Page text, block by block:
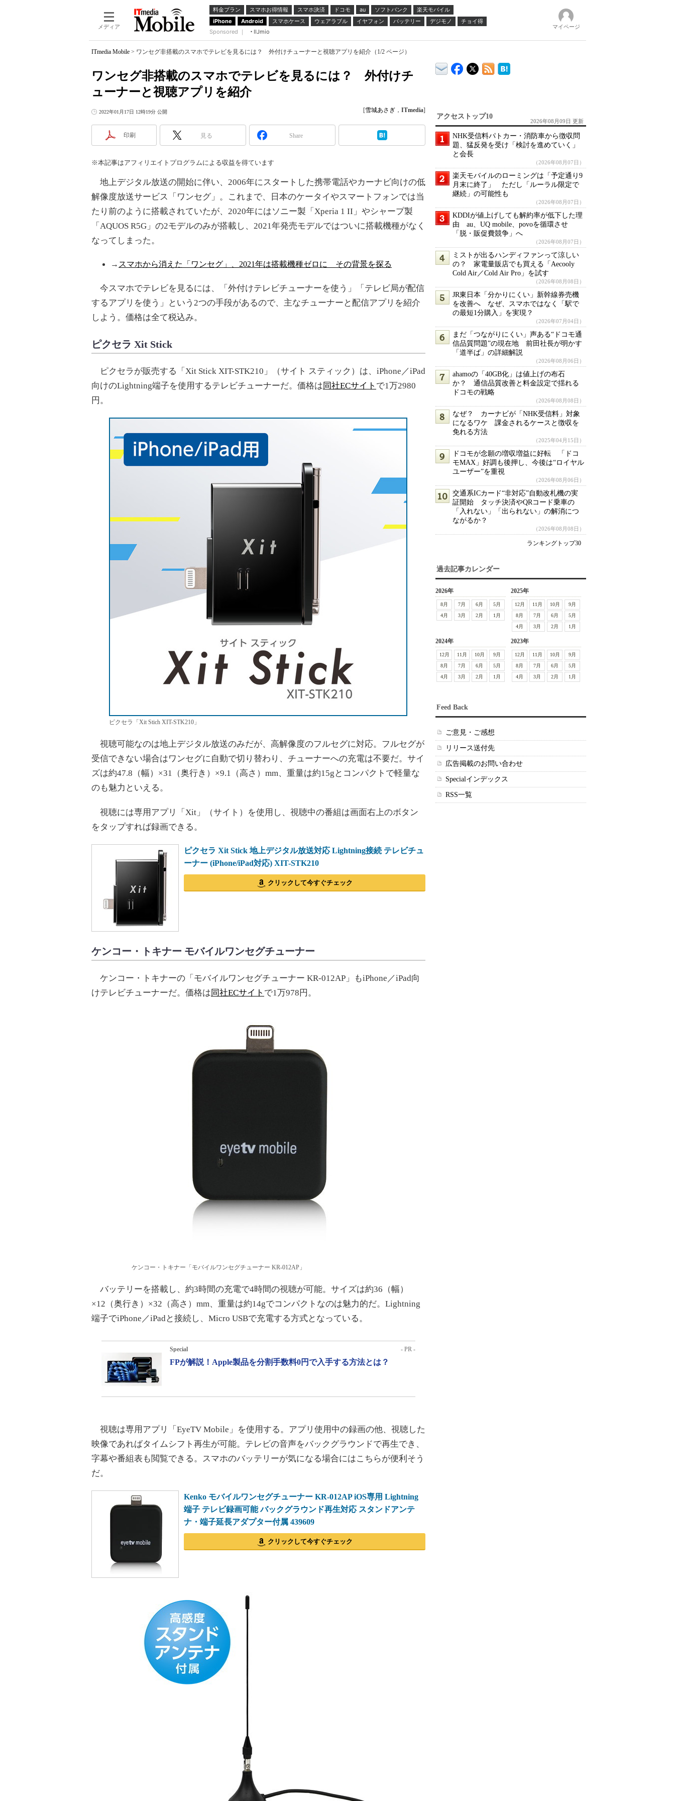
メディア
料金プラン スマホお得情報 スマホ決済 ドコモ au ソフトバンク
楽天モバイル
iPhone
Android スマホケース ウェアラブル イヤフォン バッテリー デジモノ
チョイ得
Sponsored ｜
IIJmio
マイページ
ITmedia Mobile > ワンセグ非搭載のスマホでテレビを見るには？ 外付けチューナーと視聴アプリを紹介（1/2 ページ）
ワンセグ非搭載のスマホでテレビを見るには？ 外付けチ
ューナーと視聴アプリを紹介
2022年01月17日 12時19分 公開 [雪城あさぎ ， ITmedia]
印刷 見る Share
※本記事はアフィリエイトプログラムによる収益を得ています
地上デジタル放送の開始に伴い、2006年にスタートした携帯電話やカーナビ向けの低
解像度放送サービス「ワンセグ」。これまで、日本のケータイやスマートフォンでは当
たり前のように搭載されていたが、2020年にはソニー製「Xperia 1 II」やシャープ製
「AQUOS R5G」の2モデルのみが搭載し、2021年発売モデルではついに搭載機種がなく
なってしまった。
→ スマホから消えた「ワンセグ」、2021年は搭載機種ゼロに その背景を探る
今スマホでテレビを見るには、「外付けテレビチューナーを使う」「テレビ局が配信
するアプリを使う」という2つの手段があるので、主なチューナーと配信アプリを紹介
しよう。価格は全て税込み。
ピクセラ Xit Stick
ピクセラが販売する「Xit Stick XIT-STK210」（サイト スティック）は、iPhone／iPad
向けのLightning端子を使用するテレビチューナーだ。価格は同社ECサイト で1万2980
円。
ピクセラ「Xit Stich XIT-STK210」
視聴可能なのは地上デジタル放送のみだが、高解像度のフルセグに対応。フルセグが
受信できない場合はワンセグに自動で切り替わり、チューナーへの充電は不要だ。サイ
ズは約47.8（幅）×31（奥行き）×9.1（高さ）mm、重量は約15gとコンパクトで軽量な
のも魅力といえる。
視聴には専用アプリ「Xit」（サイト）を使用し、視聴中の番組は画面右上のボタン
をタップすれば録画できる。
ピクセラ Xit Stick 地上デジタル放送対応 Lightning接続 テレビチュ
ーナー (iPhone/iPad対応) XIT-STK210
クリックして今すぐチェック
ケンコー・トキナー モバイルワンセグチューナー
ケンコー・トキナーの「モバイルワンセグチューナー KR-012AP」もiPhone／iPad向
けテレビチューナーだ。価格は同社ECサイト で1万978円。
ケンコー・トキナー「モバイルワンセグチューナー KR-012AP」
バッテリーを搭載し、約3時間の充電で4時間の視聴が可能。サイズは約36（幅）
×12（奥行き）×32（高さ）mm、重量は約14gでコンパクトなのは魅力的だ。Lightning
端子でiPhone／iPadと接続し、Micro USBで充電する方式となっている。
Special - PR -
FPが解説！Apple製品を分割手数料0円で入手する方法とは？
視聴は専用アプリ「EyeTV Mobile」を使用する。アプリ使用中の録画の他、視聴した
映像であればタイムシフト再生が可能。テレビの音声をバックグラウンドで再生でき、
字幕や番組表も閲覧できる。スマホのバッテリーが気になる場合にはこちらが便利そう
だ。
Kenko モバイルワンセグチューナー KR-012AP iOS専用 Lightning
端子 テレビ録画可能 バックグラウンド再生対応 スタンドアンテ
ナ・端子延長アダプター付属 439609
クリックして今すぐチェック
アクセストップ10
2026年08月09日 更新
NHK受信料パトカー・消防車から徴収問
題、猛反発を受け「検討を進めていく」
と会長
（2026年08月07日）
楽天モバイルのローミングは「予定通り9
月末に終了」 ただし「ルーラル限定で
継続」の可能性も
（2026年08月07日）
KDDIが値上げしても解約率が低下した理
由 au、UQ mobile、povoを循環させ
「脱・販促費競争」へ
（2026年08月07日）
ミストが出るハンディファンって涼しい
の？ 家電量販店でも買える「Aecooly
Cold Air／Cold Air Pro」を試す
（2026年08月08日）
JR東日本「分かりにくい」新幹線券売機
を改善へ なぜ、スマホではなく「駅で
の最短1分購入」を実現？
（2026年07月04日）
まだ「つながりにくい」声ある“ドコモ通
信品質問題”の現在地 前田社長が明かす
「道半ば」の詳細解説
（2026年08月06日）
ahamoの「40GB化」は値上げの布石
か？ 通信品質改善と料金設定で揺れる
ドコモの戦略
（2026年08月08日）
なぜ？ カーナビが「NHK受信料」対象
になるワケ 課金されるケースと徴収を
免れる方法
（2025年04月15日）
ドコモが念願の増収増益に好転 「ドコ
モMAX」好調も後押し、今後は“ロイヤル
ユーザー”を重視
（2026年08月06日）
交通系ICカード“非対応”自動改札機の実
証開始 タッチ決済やQRコード乗車の
「入れない」「出られない」の解消につ
ながるか？
（2026年08月08日）
ランキングトップ30
過去記事カレンダー
2026年
8月 7月 6月
5月
4月
3月 2月 1月
2025年
12月 11月 10月
9月
8月
7月 6月
5月
4月
3月 2月 1月
2024年
12月 11月 10月
9月
8月
7月 6月
5月
4月
3月 2月 1月
2023年
12月 11月 10月
9月
8月
7月 6月
5月
4月
3月 2月 1月
Feed Back
ご意見・ご感想
リリース送付先
広告掲載のお問い合わせ
Specialインデックス
RSS一覧